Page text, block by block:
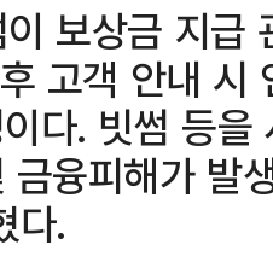
보상금 지급
고객 안내 시
다. 빗썸 등
융피해가 발
다.